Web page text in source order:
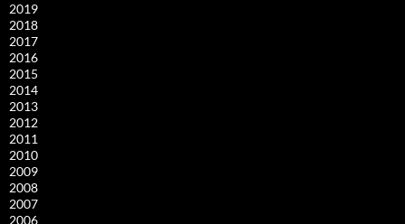
2019
2018
2017
2016
2015
2014
2013
2012
2011
2010
2009
2008
2007
2006